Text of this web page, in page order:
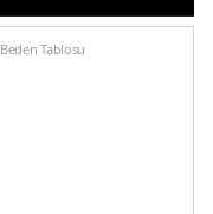
Beden Tablosu